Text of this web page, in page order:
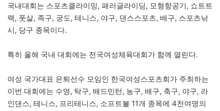
국내대회는 스포츠클라이밍, 패러글라이딩, 모형항공기, 쇼트트
랙, 풋살, 족구, 궁도, 테니스, 야구, 댄스스포츠, 배구, 스포츠낚
시, 당구 종목이다.
특히 올해 국내 대회에는 전국여성체육대회가 함께 열린다.
여성 국가대표 은퇴선수 모임인 한국여성스포츠회가 주최하는
이번 대회에는 수영, 탁구, 배드민턴, 농구, 배구, 축구, 야구, 라
인댄스, 테니스, 프리테니스, 소프트볼 11개 종목에 4천여명의